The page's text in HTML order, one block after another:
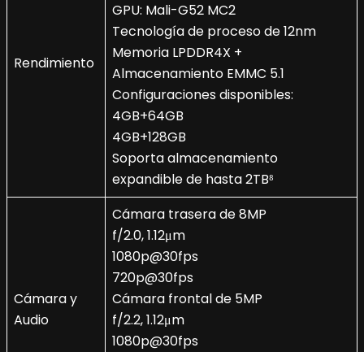
Rendimiento
GPU: Mali-G52 MC2
Tecnología de proceso de 12nm
Memoria LPDDR4X +
Almacenamiento EMMC 5.1
Configuraciones disponibles:
4GB+64GB
4GB+128GB
Soporta almacenamiento
expandible de hasta 2TB⁸
Cámara y
Audio
Cámara trasera de 8MP
f/2.0, 1.12μm
1080p@30fps
720p@30fps
Cámara frontal de 5MP
f/2.2, 1.12μm
1080p@30fps